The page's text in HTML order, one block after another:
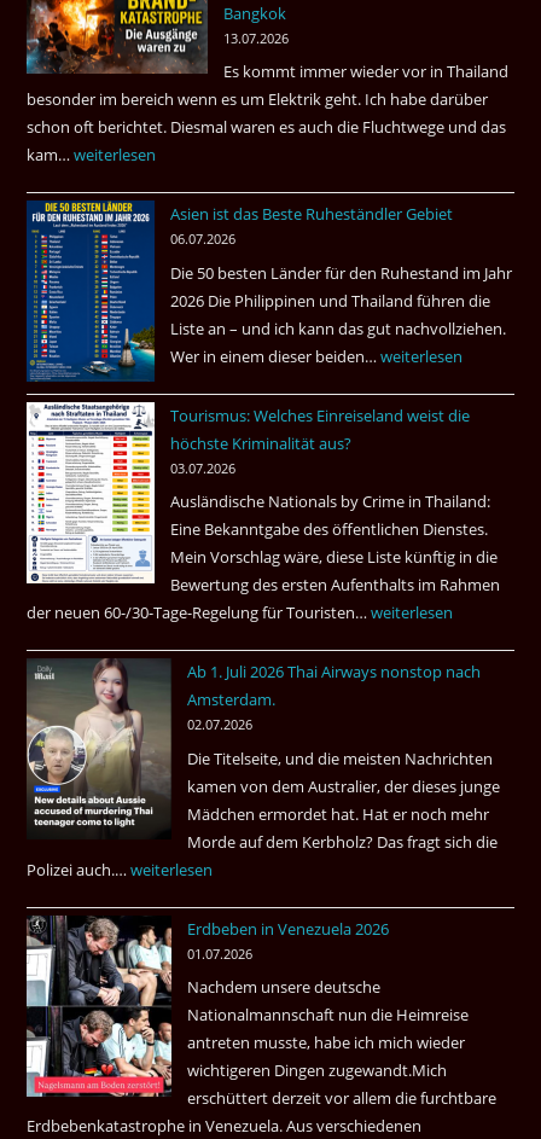
können?
|
Helmut
fragt
Bangkok
13.07.2026
Es kommt immer wieder vor in Thailand
besonder im bereich wenn es um Elektrik geht. Ich habe darüber
schon oft berichtet. Diesmal waren es auch die Fluchtwege und das
kam…Mindestens
Tote
einem
Pub
Bangkok
weiterlesen
Asien ist das Beste Ruheständler Gebiet
06.07.2026
Die 50 besten Länder für den Ruhestand im Jahr
2026 Die Philippinen und Thailand führen die
Liste an – und ich kann das gut nachvollziehen.
Wer in einem dieser beiden…Asien
das
Gebiet
weiterlesen
Tourismus: Welches Einreiseland weist die
höchste Kriminalität aus?
03.07.2026
Ausländische Nationals by Crime in Thailand:
Eine Bekanntgabe des öffentlichen Dienstes.
Mein Vorschlag wäre, diese Liste künftig in die
Bewertung des ersten Aufenthalts im Rahmen
der neuen 60-/30-Tage-Regelung für Touristen…Tourismus:
Einreiseland
höchste
Kriminalität
aus?
weiterlesen
Ab 1. Juli 2026 Thai Airways nonstop nach
Amsterdam.
02.07.2026
Die Titelseite, und die meisten Nachrichten
kamen von dem Australier, der dieses junge
Mädchen ermordet hat. Hat er noch mehr
Morde auf dem Kerbholz? Das fragt sich die
Polizei auch.…Ab
Juli
2026
Thai
Airways
nonstop
nach
Amsterdam.
weiterlesen
Erdbeben in Venezuela 2026
01.07.2026
Nachdem unsere deutsche
Nationalmannschaft nun die Heimreise
antreten musste, habe ich mich wieder
wichtigeren Dingen zugewandt.Mich
erschüttert derzeit vor allem die furchtbare
Erdbebenkatastrophe in Venezuela. Aus verschiedenen